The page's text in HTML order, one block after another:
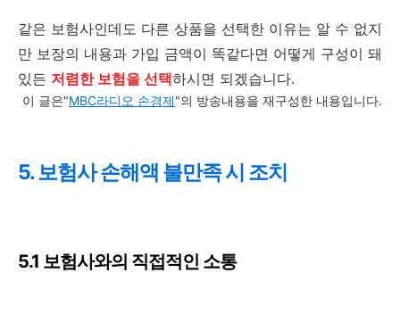
같은 보험사인데도 다른 상품을 선택한 이유는 알 수 없지
만 보장의 내용과 가입 금액이 똑같다면 어떻게 구성이 돼
있든 저렴한 보험을 선택하시면 되겠습니다.
이 글은"MBC라디오 손경제"의 방송내용을 재구성한 내용입니다.
5. 보험사 손해액 불만족 시 조치
5.1 보험사와의 직접적인 소통